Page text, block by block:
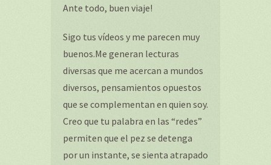
Ante todo, buen viaje!
Sigo tus vídeos y me parecen muy
buenos.Me generan lecturas
diversas que me acercan a mundos
diversos, pensamientos opuestos
que se complementan en quien soy.
Creo que tu palabra en las “redes”
permiten que el pez se detenga
por un instante, se sienta atrapado